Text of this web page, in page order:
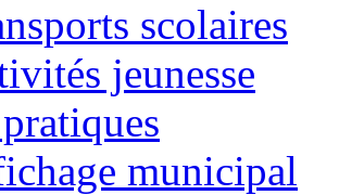
scolaires
jeunesse
municipal